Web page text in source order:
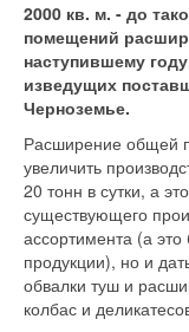
2000 кв. м. - до
помещений
наступившему
изведущих
Черноземье.
Расширение общей
увеличить
20 тонн в сутки, а
существующего
ассортимента (а
продукции), но и
обвалки туш и
колбас и